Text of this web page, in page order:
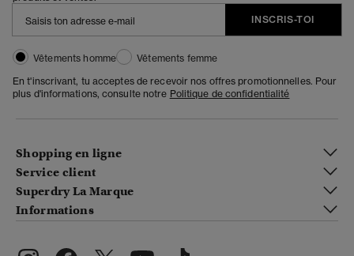
INSCRIS-TOI
Vêtements homme
Vêtements femme
En t'inscrivant, tu acceptes de recevoir nos offres promotionnelles. Pour
plus d'informations, consulte notre Politique de confidentialité
Shopping en ligne
Service client
Superdry La Marque
Informations